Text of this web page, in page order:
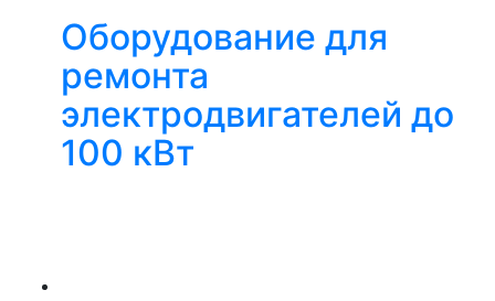
Оборудование для
ремонта
электродвигателей до
100 кВт